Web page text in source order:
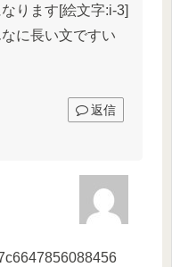
ります[絵文字:i-3]
に長い文ですい
返信